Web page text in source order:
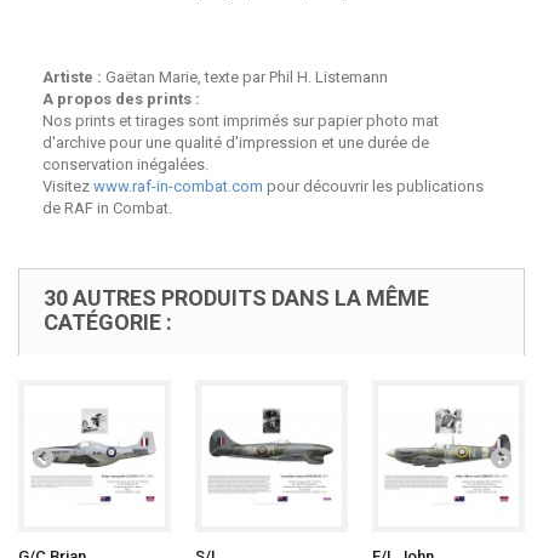
Artiste : Gaëtan Marie, texte par Phil H. Listemann
A propos des prints :
Nos prints et tirages sont imprimés sur papier photo mat
d'archive pour une qualité d'impression et une durée de
conservation inégalées.
Visitez www.raf-in-combat.com pour découvrir les publications
de RAF in Combat.
30 AUTRES PRODUITS DANS LA MÊME
CATÉGORIE :